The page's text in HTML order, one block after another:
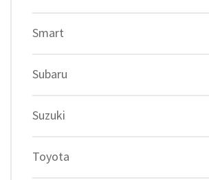
Smart
Subaru
Suzuki
Toyota